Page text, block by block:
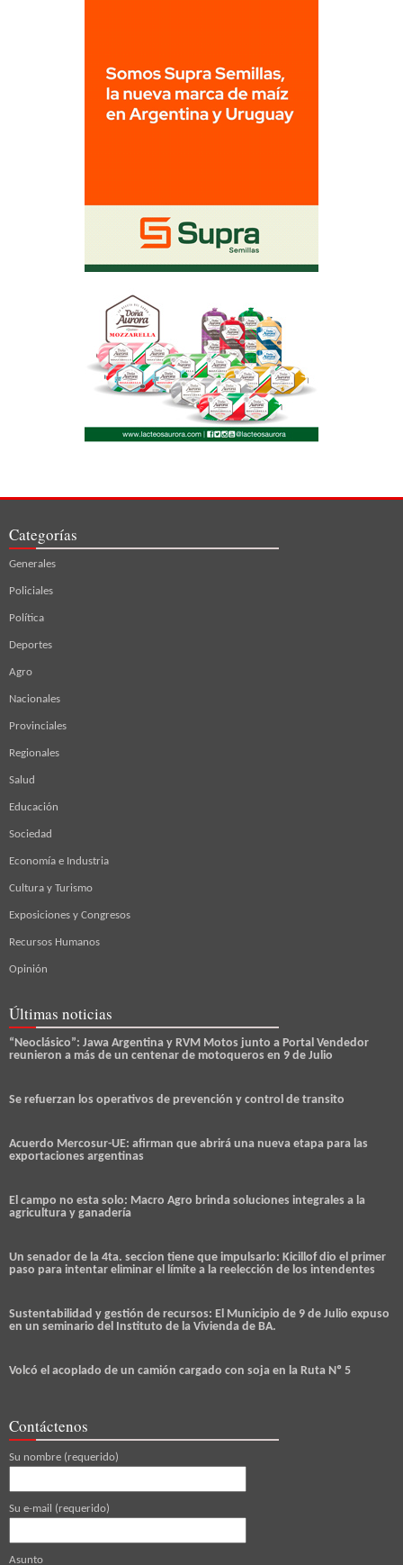
Categorías
Generales
Policiales
Política
Deportes
Agro
Nacionales
Provinciales
Regionales
Salud
Educación
Sociedad
Economía e Industria
Cultura y Turismo
Exposiciones y Congresos
Recursos Humanos
Opinión
Últimas noticias
“Neoclásico”: Jawa Argentina y RVM Motos junto a Portal Vendedor
reunieron a más de un centenar de motoqueros en 9 de Julio
Se refuerzan los operativos de prevención y control de transito
Acuerdo Mercosur-UE: afirman que abrirá una nueva etapa para las
exportaciones argentinas
El campo no esta solo: Macro Agro brinda soluciones integrales a la
agricultura y ganadería
Un senador de la 4ta. seccion tiene que impulsarlo: Kicillof dio el primer
paso para intentar eliminar el límite a la reelección de los intendentes
Sustentabilidad y gestión de recursos: El Municipio de 9 de Julio expuso
en un seminario del Instituto de la Vivienda de BA.
Volcó el acoplado de un camión cargado con soja en la Ruta Nº 5
Contáctenos
Su nombre (requerido)
Su e-mail (requerido)
Asunto